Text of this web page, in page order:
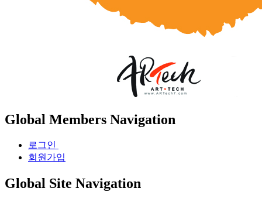
Global Members Navigation
로그인
회원가입
Global Site Navigation